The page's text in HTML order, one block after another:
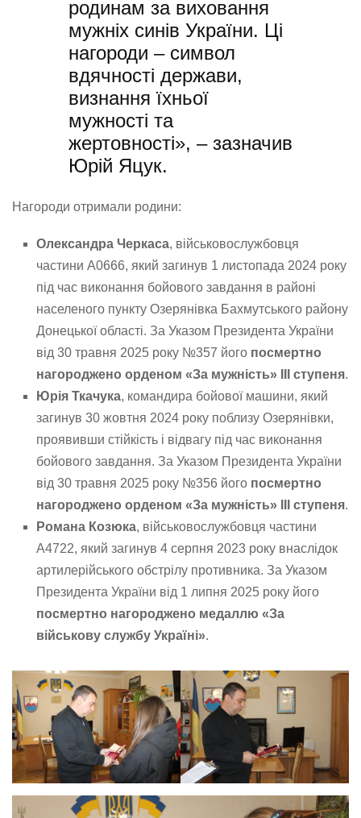
родинам за виховання
мужніх синів України. Ці
нагороди – символ
вдячності держави,
визнання їхньої
мужності та
жертовності», – зазначив
Юрій Яцук.
Нагороди отримали родини:
Олександра Черкаса, військовослужбовця
частини А0666, який загинув 1 листопада 2024 року
під час виконання бойового завдання в районі
населеного пункту Озерянівка Бахмутського району
Донецької області. За Указом Президента України
від 30 травня 2025 року №357 його посмертно
нагороджено орденом «За мужність» III ступеня.
Юрія Ткачука, командира бойової машини, який
загинув 30 жовтня 2024 року поблизу Озерянівки,
проявивши стійкість і відвагу під час виконання
бойового завдання. За Указом Президента України
від 30 травня 2025 року №356 його посмертно
нагороджено орденом «За мужність» III ступеня.
Романа Козюка, військовослужбовця частини
А4722, який загинув 4 серпня 2023 року внаслідок
артилерійського обстрілу противника. За Указом
Президента України від 1 липня 2025 року його
посмертно нагороджено медаллю «За
військову службу Україні».